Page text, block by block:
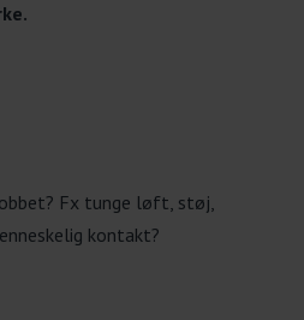
Fx tunge løft, støj,
kontakt?